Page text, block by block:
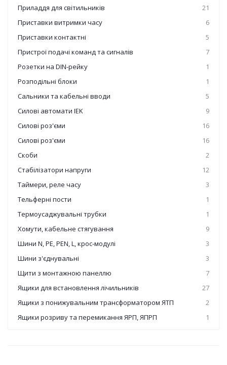
Приладдя для світильників
21
Приставки витримки часу
6
Приставки контактні
5
Пристрої подачі команд та сигналів
7
Розетки на DIN-рейку
1
Розподільні блоки
1
Сальники та кабельні вводи
5
Силові автомати IEK
9
Силові роз'єми
16
Силові роз'єми
16
Скоби
2
Стабілізатори напруги
12
Таймери, реле часу
3
Тельферні пости
1
Термоусаджувальні трубки
1
Хомути, кабельне стягування
9
Шини N, PE, PEN, L, крос-модулі
3
Шини з'єднувальні
3
Щити з монтажною панеллю
7
Ящики для встановлення лічильників
27
Ящики з понижувальним трансформатором ЯТП
2
Ящики розриву та перемикання ЯРП, ЯПРП
1